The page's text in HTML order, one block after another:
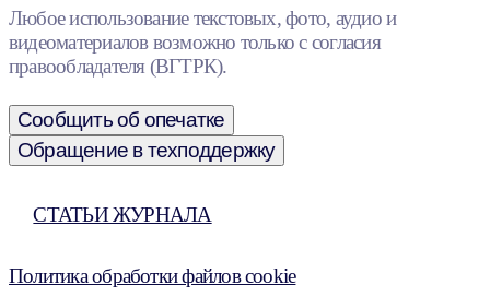
Любое использование текстовых, фото, аудио и
видеоматериалов возможно только с согласия
правообладателя (ВГТРК).
Сообщить об опечатке
Обращение в техподдержку
СТАТЬИ ЖУРНАЛА
Политика обработки файлов cookie